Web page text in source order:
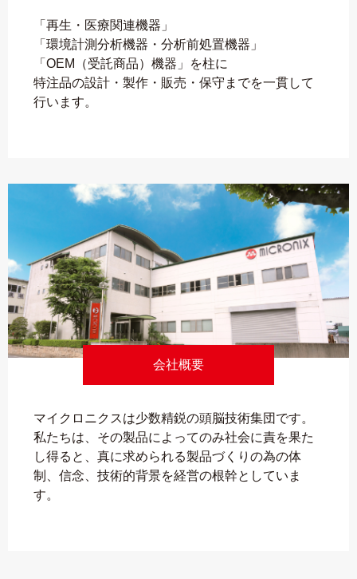
「再生・医療関連機器」
「環境計測分析機器・分析前処置機器」
「OEM（受託商品）機器」を柱に
特注品の設計・製作・販売・保守までを一貫して
行います。
会社概要
マイクロニクスは少数精鋭の頭脳技術集団です。
私たちは、その製品によってのみ社会に責を果た
し得ると、真に求められる製品づくりの為の体
制、信念、技術的背景を経営の根幹としていま
す。